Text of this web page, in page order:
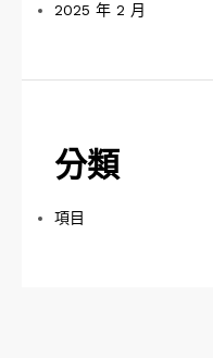
2025 年 2 月
分類
項目